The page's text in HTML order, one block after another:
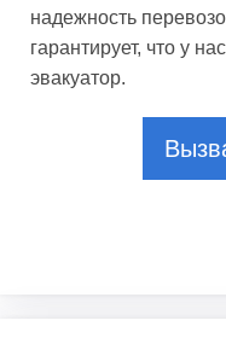
надежность
гарантирует, что у
эвакуатор.